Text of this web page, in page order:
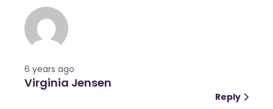
6 years ago
Virginia Jensen
Reply